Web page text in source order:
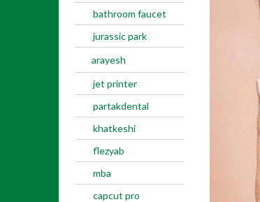
bathroom faucet
jurassic park
arayesh
jet printer
partakdental
khatkeshi
flezyab
mba
capcut pro